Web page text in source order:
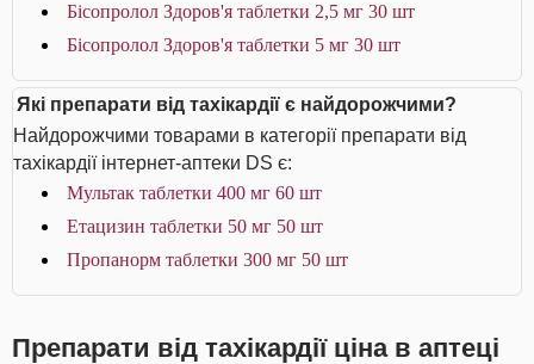
Бісопролол Здоров'я таблетки 2,5 мг 30 шт
Бісопролол Здоров'я таблетки 5 мг 30 шт
Які препарати від тахікардії є найдорожчими?
Найдорожчими товарами в категорії препарати від
тахікардії інтернет-аптеки DS є:
Мультак таблетки 400 мг 60 шт
Етацизин таблетки 50 мг 50 шт
Пропанорм таблетки 300 мг 50 шт
Препарати від тахікардії ціна в аптеці